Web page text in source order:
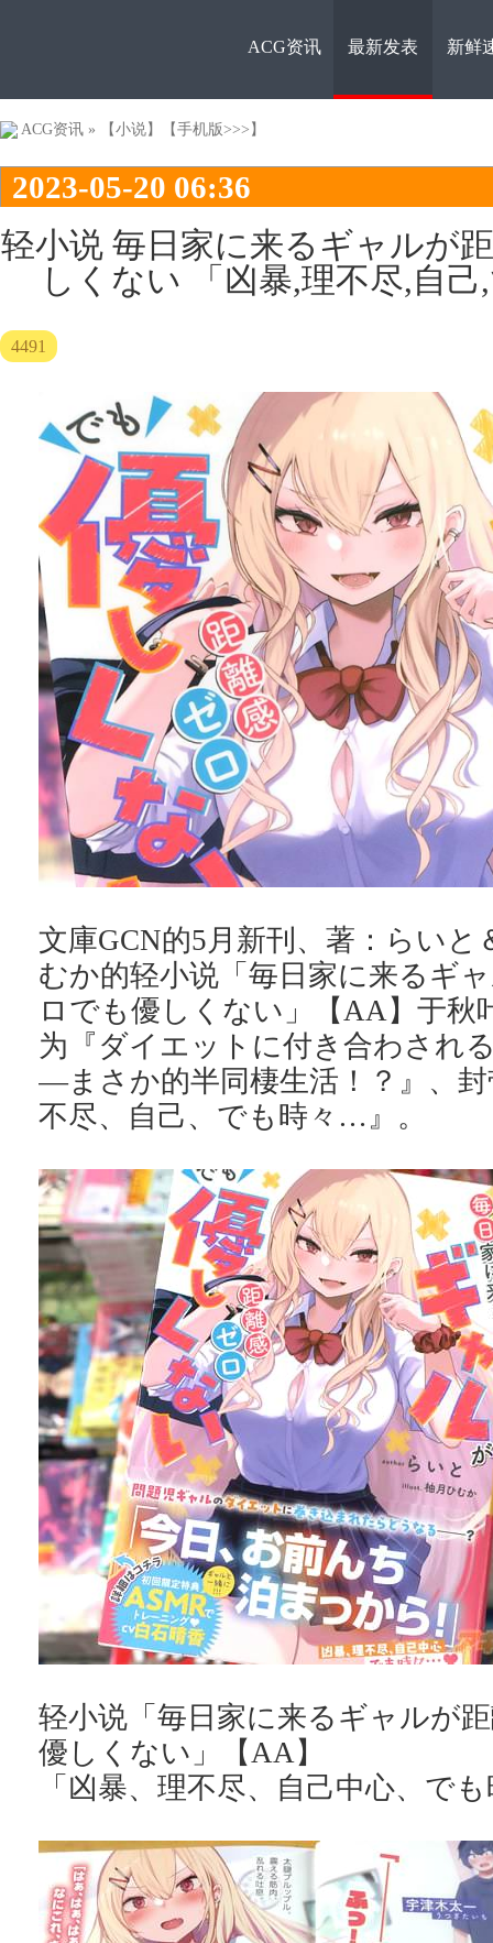
ACG资
ACG资讯 最新发表 新鲜
ACG资讯 » 【小说】 【手机版>>>】
2023-05-20 06:36
轻小说 毎日家に来るギャルが
しくない 「凶暴,理不尽,自
4491
文庫GCN的5月新刊、著：らいと
むか的轻小说「毎日家に来るギ
ロでも優しくない」【AA】于秋
为『ダイエットに付き合わされ
―まさか的半同棲生活！？』、
不尽、自己、でも時々…』。
轻小说「毎日家に来るギャルが
優しくない」【AA】
「凶暴、理不尽、自己中心、で